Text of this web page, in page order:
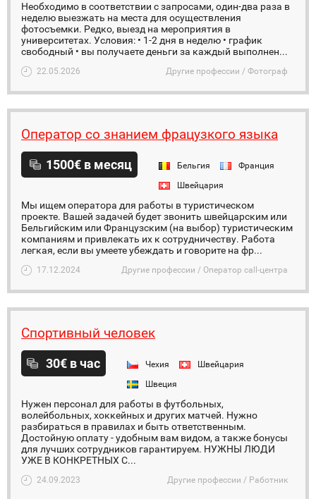
Необходимо в соответствии с запросами, один-два раза в
неделю выезжать на места для осуществления
фотосъемки. Редко, выезд на мероприятия в
университетах. Условия: • 1-2 дня в неделю • график
свободный • вы получаете деньги за каждый выполнен...
22.05.2026 Другие профессии / Фотограф
Оператор со знанием фрацузкого языка
1500€ в месяц Бельгия
Франция
Швейцария
Мы ищем оператора для работы в туристическом
проекте. Вашей задачей будет звонить швейцарским или
Бельгийским или Французским (на выбор) туристическим
компаниям и привлекать их к сотрудничеству. Работа
легкая, если вы умеете убеждать и говорите на фр...
17.12.2024 Другие профессии / Оператор call-центра
Спортивный человек
30€ в час Чехия
Швейцария
Швеция
Нужен персонал для работы в футбольных,
волейбольных, хоккейных и других матчей. Нужно
разбираться в правилах и быть ответственным.
Достойную оплату - удобным вам видом, а также бонусы
для лучших сотрудников гарантируем. НУЖНЫ ЛЮДИ
УЖЕ В КОНКРЕТНЫХ С...
24.09.2023 Другие профессии / Работник